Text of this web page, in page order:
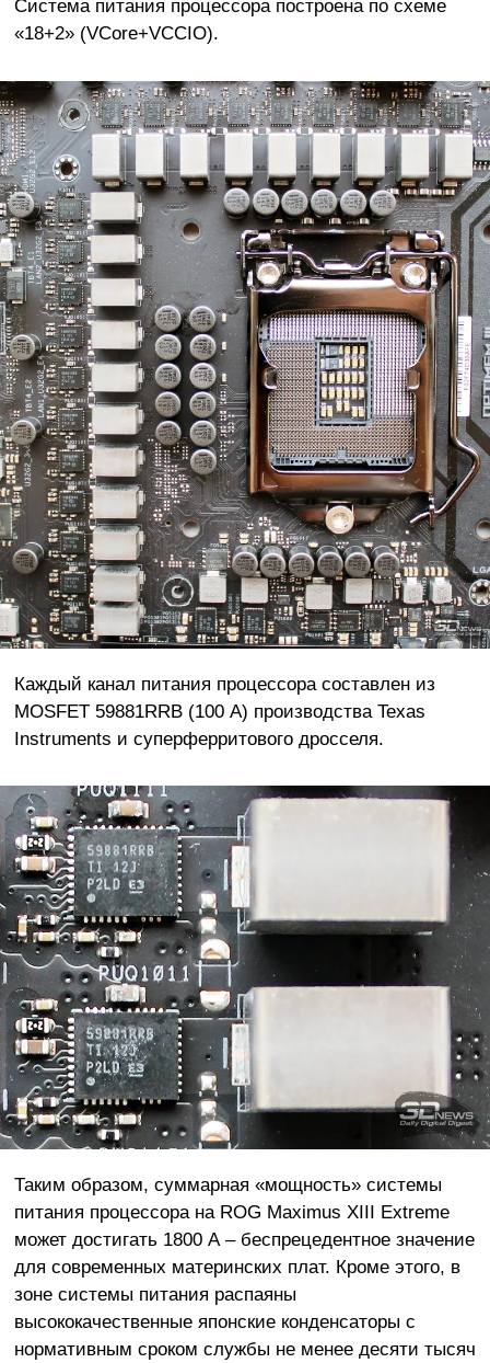
Система питания процессора построена по схеме
«18+2» (VCore+VCCIO).
Каждый канал питания процессора составлен из
MOSFET 59881RRB (100 А) производства Texas
Instruments и суперферритового дросселя.
Таким образом, суммарная «мощность» системы
питания процессора на ROG Maximus XIII Extreme
может достигать 1800 А – беспрецедентное значение
для современных материнских плат. Кроме этого, в
зоне системы питания распаяны
высококачественные японские конденсаторы с
нормативным сроком службы не менее десяти тысяч